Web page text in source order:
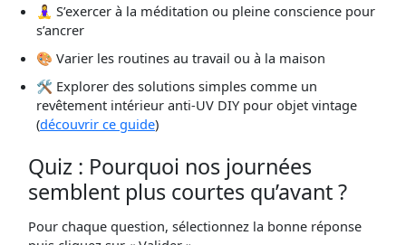
🧘‍♀️ S’exercer à la méditation ou pleine conscience pour
s’ancrer
🎨 Varier les routines au travail ou à la maison
🛠️ Explorer des solutions simples comme un
revêtement intérieur anti-UV DIY pour objet vintage
(découvrir ce guide)
Quiz : Pourquoi nos journées
semblent plus courtes qu’avant ?
Pour chaque question, sélectionnez la bonne réponse